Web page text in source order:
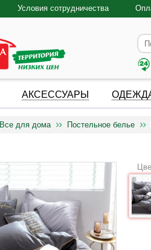
Условия сотрудничества
АКСЕССУАРЫ
Все для дома Постельное белье